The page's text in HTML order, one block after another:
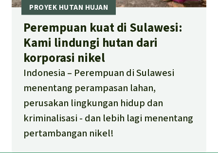
Perempuan kuat di Sulawesi:
Kami lindungi hutan dari
korporasi nikel
Indonesia
Perempuan di Sulawesi
menentang perampasan lahan,
perusakan lingkungan hidup dan
kriminalisasi - dan lebih lagi menentang
pertambangan nikel!